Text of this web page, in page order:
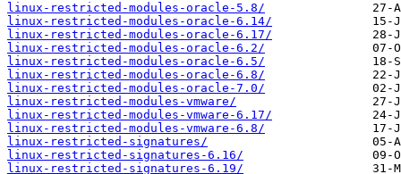
linux-restricted-modules-oracle-5.8/
linux-restricted-modules-oracle-6.14/
linux-restricted-modules-oracle-6.17/
linux-restricted-modules-oracle-6.2/
linux-restricted-modules-oracle-6.5/
linux-restricted-modules-oracle-6.8/
linux-restricted-modules-oracle-7.0/
linux-restricted-modules-vmware/
linux-restricted-modules-vmware-6.17/
linux-restricted-modules-vmware-6.8/
linux-restricted-signatures/
linux-restricted-signatures-6.16/
linux-restricted-signatures-6.19/